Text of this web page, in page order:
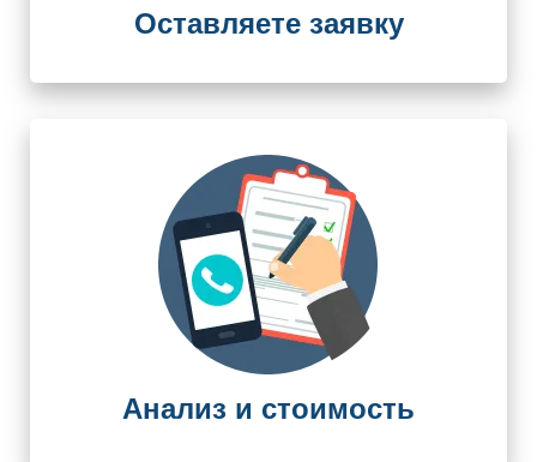
Оставляете заявку
Анализ и стоимость